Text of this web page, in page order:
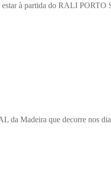
estar à partida do RALI
Madeira que decorre nos